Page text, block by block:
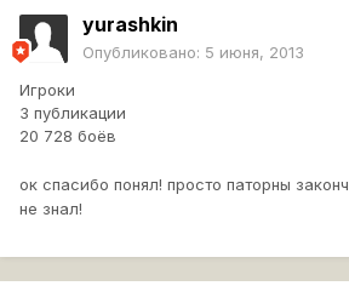
yurashkin
Опубликовано: 5 июня, 2013
Игроки
3 публикации
20 728 боёв
ок спасибо понял! просто паторны
не знал!